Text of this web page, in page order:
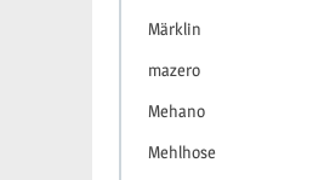
Märklin
mazero
Mehano
Mehlhose